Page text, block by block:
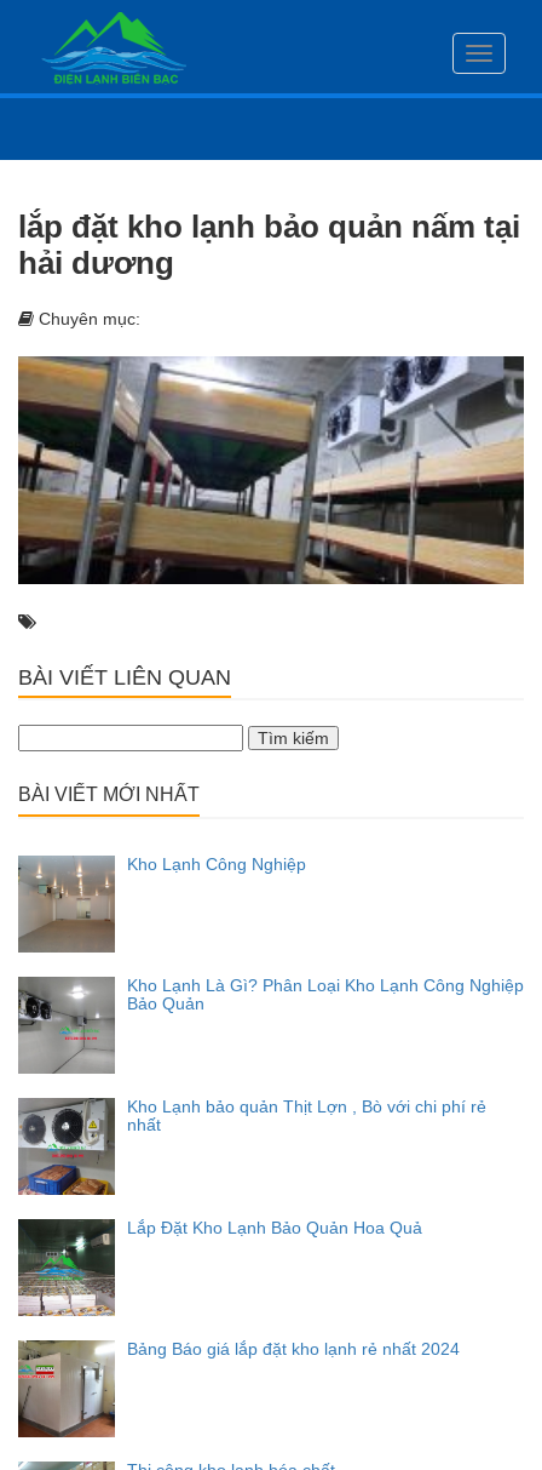
Toggle
lắp đặt kho lạnh bảo quản nấm tại
hải dương
Chuyên mục:
BÀI VIẾT LIÊN QUAN
kiếm
BÀI VIẾT MỚI NHẤT
Kho Lạnh Công Nghiệp
Kho Lạnh Là Gì? Phân Loại Kho Lạnh Công Nghiệp
Bảo Quản
Kho Lạnh bảo quản Thịt Lợn , Bò với chi phí rẻ
nhất
Lắp Đặt Kho Lạnh Bảo Quản Hoa Quả
Bảng Báo giá lắp đặt kho lạnh rẻ nhất 2024